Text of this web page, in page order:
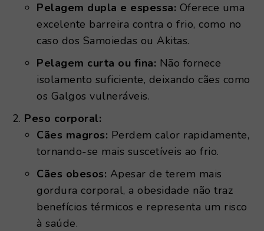
Pelagem dupla e espessa: Oferece uma
excelente barreira contra o frio, como no
caso dos Samoiedas ou Akitas.
Pelagem curta ou fina: Não fornece
isolamento suficiente, deixando cães como
os Galgos vulneráveis.
Peso corporal:
Cães magros: Perdem calor rapidamente,
tornando-se mais suscetíveis ao frio.
Cães obesos: Apesar de terem mais
gordura corporal, a obesidade não traz
benefícios térmicos e representa um risco
à saúde.